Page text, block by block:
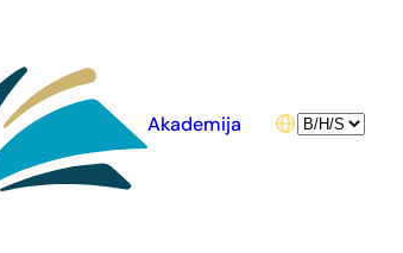
Akademija Choose
a